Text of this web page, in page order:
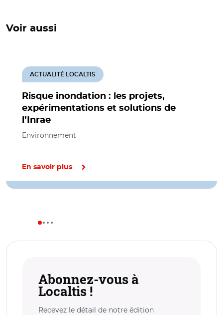
Voir aussi
Risque inondation : les projets,
expérimentations et solutions de
l’Inrae
ACTUALITÉ LOCALTIS
Environnement
En savoir plus
Abonnez-vous à
Localtis !
Recevez le détail de notre édition